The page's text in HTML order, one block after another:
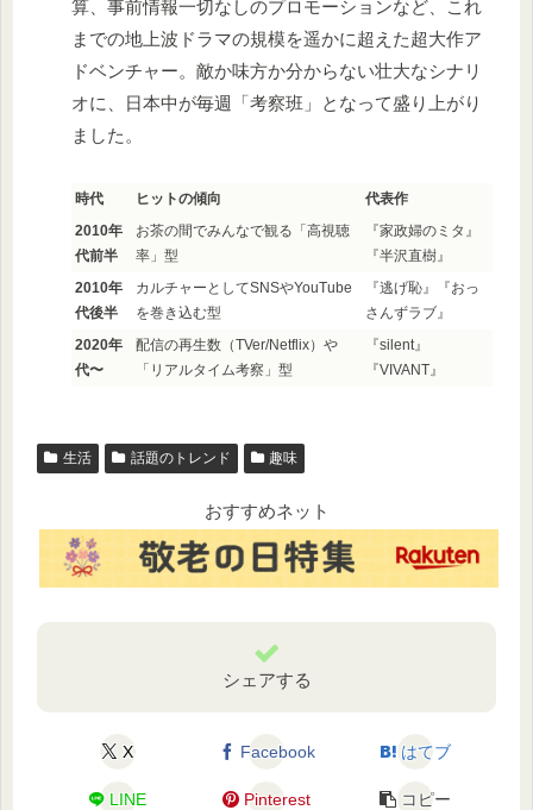
算、事前情報一切なしのプロモーションなど、これ
までの地上波ドラマの規模を遥かに超えた超大作ア
ドベンチャー。敵か味方か分からない壮大なシナリ
オに、日本中が毎週「考察班」となって盛り上がり
ました。
時代 ヒットの傾向
代表作
2010年
代前半
お茶の間でみんなで観る「高視聴
率」型
『家政婦のミタ』
『半沢直樹』
2010年
代後半
カルチャーとしてSNSやYouTube
を巻き込む型
『逃げ恥』『おっ
さんずラブ』
2020年
代〜
配信の再生数（TVer/Netflix）や
「リアルタイム考察」型
『silent』
『VIVANT』
生活 話題のトレンド 趣味
おすすめネット
シェアする
X Facebook はてブ
LINE Pinterest コピー